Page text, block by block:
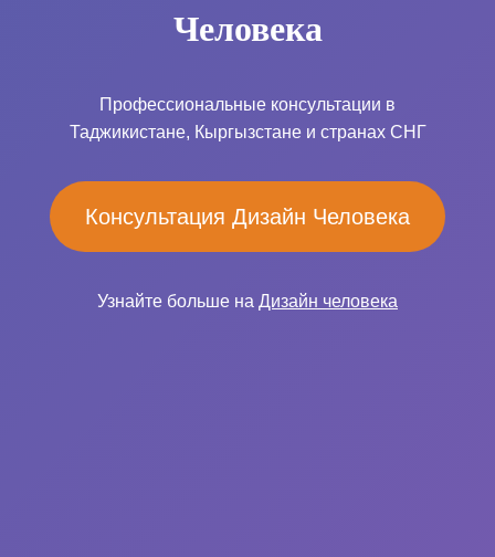
Человека
Профессиональные консультации в
Таджикистане, Кыргызстане и странах СНГ
Консультация Дизайн Человека
Узнайте больше на Дизайн человека